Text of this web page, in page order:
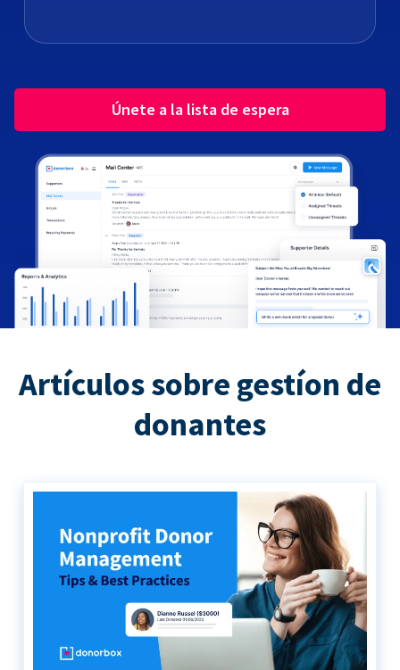
Únete a la lista de espera
Artículos sobre gestíon de
donantes